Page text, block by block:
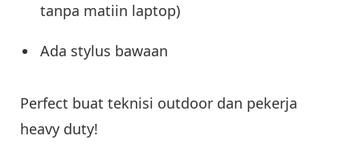
tanpa matiin laptop)
Ada stylus bawaan
Perfect buat teknisi outdoor dan pekerja
heavy duty!